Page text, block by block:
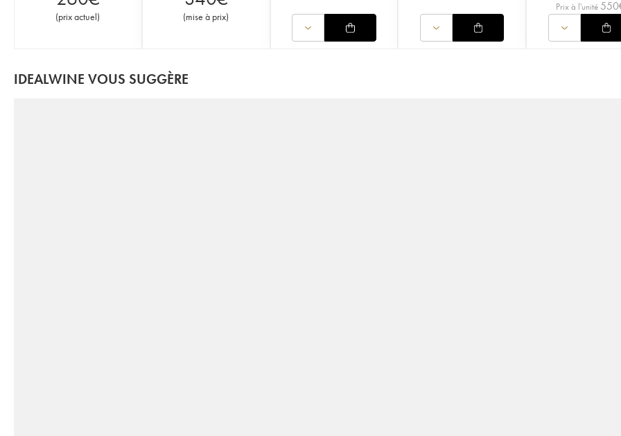
(prix actuel) (mise à prix)
Prix à l'unité 550
IDEALWINE VOUS SUGGÈRE